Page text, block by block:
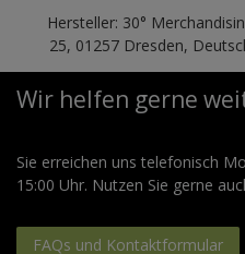
Hersteller: 30°
25, 01257 Dresden,
Wir helfen gerne
Sie erreichen uns telefonisch
15:00 Uhr. Nutzen Sie gerne
FAQs und Kontaktformular